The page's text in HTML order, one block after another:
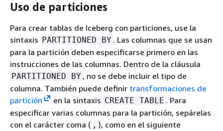
Uso de particiones
Para crear tablas de Iceberg con particiones, use la
sintaxis PARTITIONED BY . Las columnas que se usan
para la partición deben especificarse primero en las
instrucciones de las columnas. Dentro de la cláusula
PARTITIONED BY , no se debe incluir el tipo de
columna. También puede definir transformaciones de
partición
en la sintaxis CREATE TABLE . Para
especificar varias columnas para la partición, sepárelas
con el carácter coma ( , ), como en el siguiente